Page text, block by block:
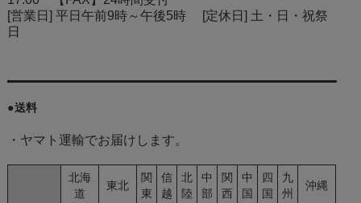
[営業日] 平日午前9時～午後5時 [定休日] 土・日・祝祭
日
●送料
・ヤマト運輸でお届けします。
北海
道
東北
関
東
信
越
北
陸
中
部
関
西
中
国
四
国
九
州
沖縄